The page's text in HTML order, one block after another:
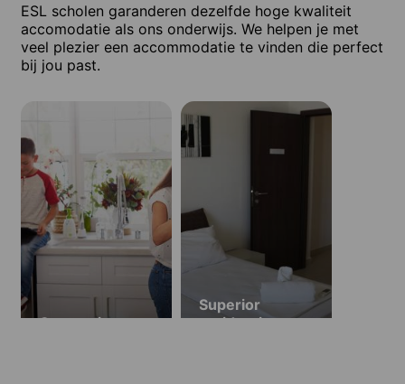
ESL scholen garanderen dezelfde hoge kwaliteit
accomodatie als ons onderwijs. We helpen je met
veel plezier een accommodatie te vinden die perfect
bij jou past.
Gastgezin
Superior
residentie